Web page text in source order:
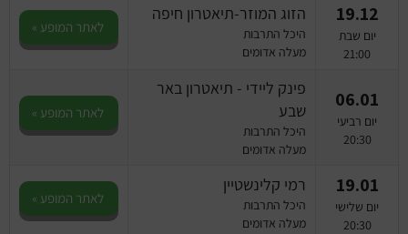
19.12
יום שבת
21:00
הזוג המוזר-תיאטרון חיפה
היכל התרבות
מעלה אדומים
לאתר המופע »
06.01
יום רביעי
20:30
פינק ליידי - תיאטרון באר
שבע
היכל התרבות
מעלה אדומים
לאתר המופע »
19.01
יום שלישי
20:30
רמי קלינשטיין
היכל התרבות
מעלה אדומים
לאתר המופע »